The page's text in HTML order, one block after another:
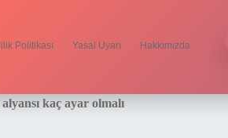
Politikası Yasal Uyarı Hakkımızda
kaç ayar olmalı